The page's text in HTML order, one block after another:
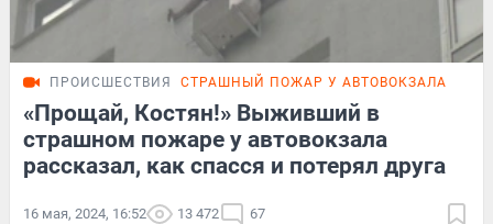
ПРОИСШЕСТВИЯ СТРАШНЫЙ ПОЖАР У АВТОВОКЗАЛА
«Прощай, Костян!» Выживший в
страшном пожаре у автовокзала
рассказал, как спасся и потерял друга
16 мая, 2024, 16:52 13 472 67